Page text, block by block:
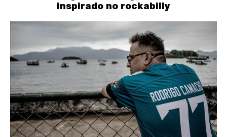
inspirado no rockabilly